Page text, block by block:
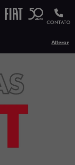
CONTATO
Alterar